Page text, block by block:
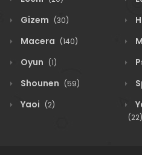
Gizem (30)
Macera (140)
Oyun (1)
Shounen (59)
Yaoi (2)
(22)